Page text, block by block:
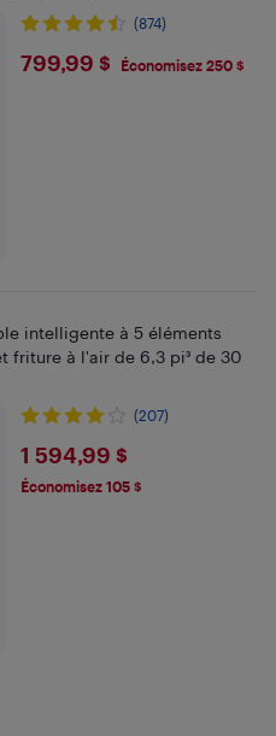
(874)
$799.99
799,99 $ Économisez 250 $
intelligente à 5 éléments
friture à l'air de 6,3 pi³ de 30
(207)
$1594.99
1 594,99 $
Économisez 105 $